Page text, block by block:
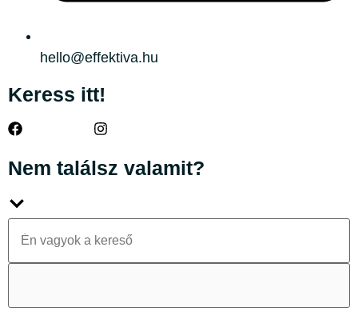
hello@effektiva.hu
Keress itt!
Nem találsz valamit?